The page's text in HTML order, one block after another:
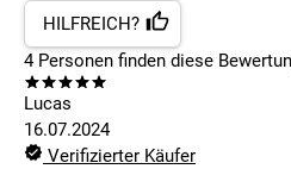
HILFREICH?
4Personen finden diese
Lucas
16.07.2024
Verifizierter Käufer